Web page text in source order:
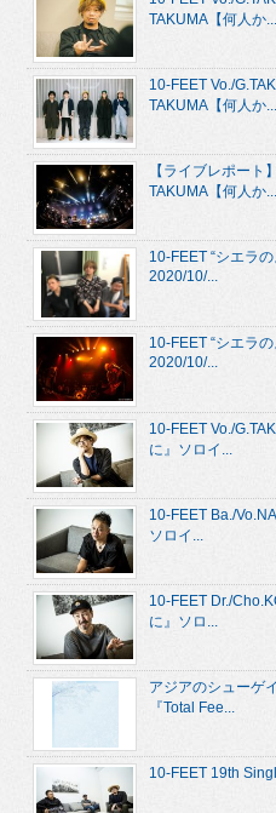
TAKUMA【何人か...
10-FEET Vo./
TAKUMA【何人か...
【ライブレポート
TAKUMA【何人か...
10-FEET “シエラ
2020/10/...
10-FEET “シエラ
2020/10/...
10-FEET Vo./
に』ソロイ...
10-FEET Ba./
ソロイ...
10-FEET Dr./
に』ソロ...
アジアのシューゲ
『Total Fee...
10-FEET 19th